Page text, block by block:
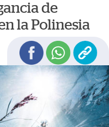
de
la Polinesia